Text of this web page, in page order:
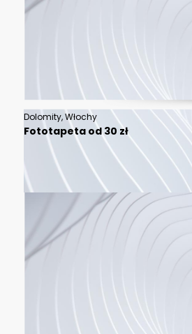
Dolomity, Włochy
Fototapeta od 30 zł